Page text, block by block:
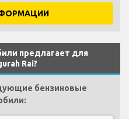
предлагает для
Rai?
бензиновые